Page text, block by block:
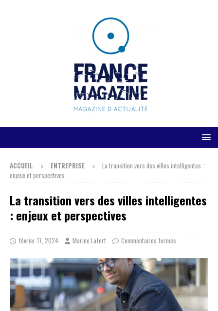
ACCUEIL ENTREPRISE
La transition vers des villes intelligentes :
enjeux et perspectives
La transition vers des villes intelligentes
: enjeux et perspectives
février 17, 2024 Marine Lafort Commentaires fermés